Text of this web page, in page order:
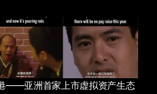
——亚洲首家上市虚拟资产生态